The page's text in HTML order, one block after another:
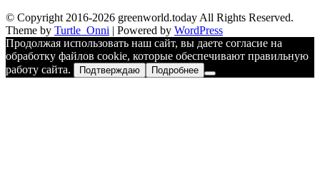
© Copyright 2016-2026 greenworld.today All Rights Reserved.
Theme by Turtle_Onni | Powered by WordPress
Продолжая использовать наш сайт, вы даете согласие на
обработку файлов cookie, которые обеспечивают правильную
работу сайта.
Подтверждаю Подробнее